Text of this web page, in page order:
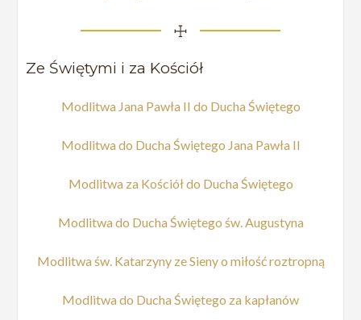
☩
Ze Świętymi i za Kościół
Modlitwa Jana Pawła II do Ducha Świętego
Modlitwa do Ducha Świętego Jana Pawła II
Modlitwa za Kościół do Ducha Świętego
Modlitwa do Ducha Świętego św. Augustyna
Modlitwa św. Katarzyny ze Sieny o miłość roztropną
Modlitwa do Ducha Świętego za kapłanów